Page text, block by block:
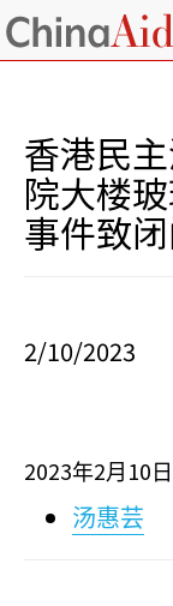
香港民
院大楼
事件致
2/10/2023
2023年2月 10 日
汤惠芸